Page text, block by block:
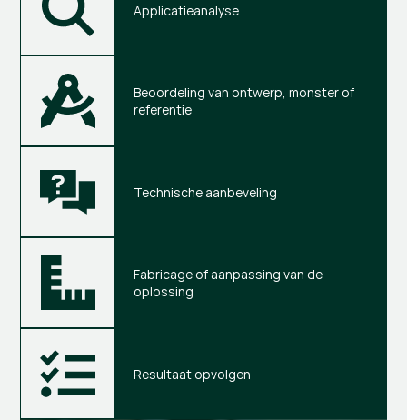
Applicatieanalyse
Beoordeling van ontwerp, monster of
referentie
Technische aanbeveling
Fabricage of aanpassing van de
oplossing
Resultaat opvolgen